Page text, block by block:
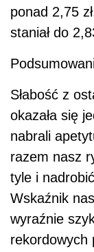
ponad 2,75
staniał do
Słabość z
okazała się
nabrali
razem nasz
tyle i
Wskaźnik
wyraźnie
rekordowych